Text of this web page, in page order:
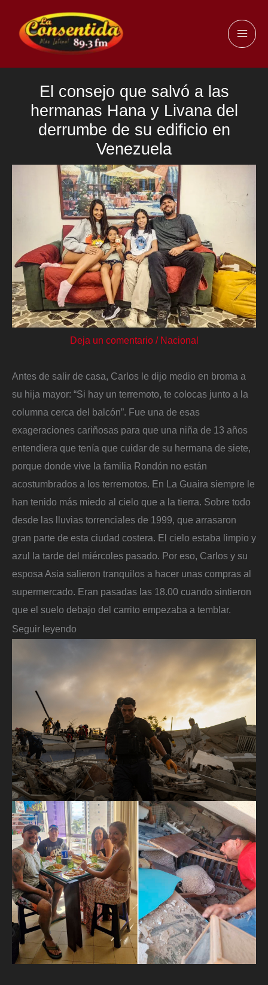
contenido
El consejo que salvó a las
hermanas Hana y Livana del
derrumbe de su edificio en
Venezuela
Deja un comentario / Nacional
Antes de salir de casa, Carlos le dijo medio en broma a
su hija mayor: “Si hay un terremoto, te colocas junto a la
columna cerca del balcón”. Fue una de esas
exageraciones cariñosas para que una niña de 13 años
entendiera que tenía que cuidar de su hermana de siete,
porque donde vive la familia Rondón no están
acostumbrados a los terremotos. En La Guaira siempre le
han tenido más miedo al cielo que a la tierra. Sobre todo
desde las lluvias torrenciales de 1999, que arrasaron
gran parte de esta ciudad costera. El cielo estaba limpio y
azul la tarde del miércoles pasado. Por eso, Carlos y su
esposa Asia salieron tranquilos a hacer unas compras al
supermercado. Eran pasadas las 18.00 cuando sintieron
que el suelo debajo del carrito empezaba a temblar.
Seguir leyendo